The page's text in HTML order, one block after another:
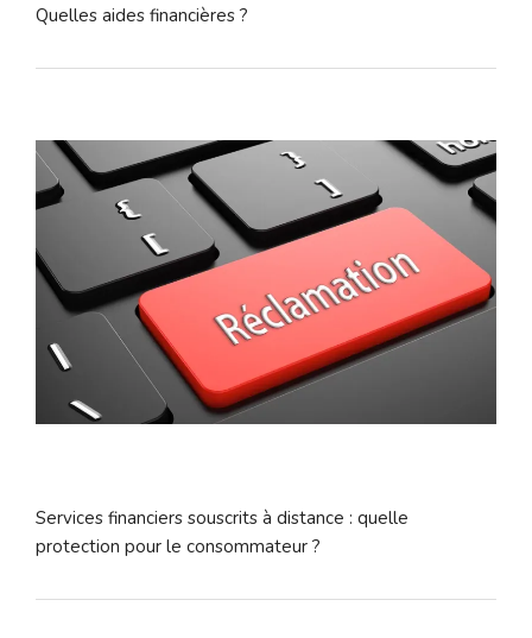
Quelles aides financières ?
Services financiers souscrits à distance : quelle
protection pour le consommateur ?